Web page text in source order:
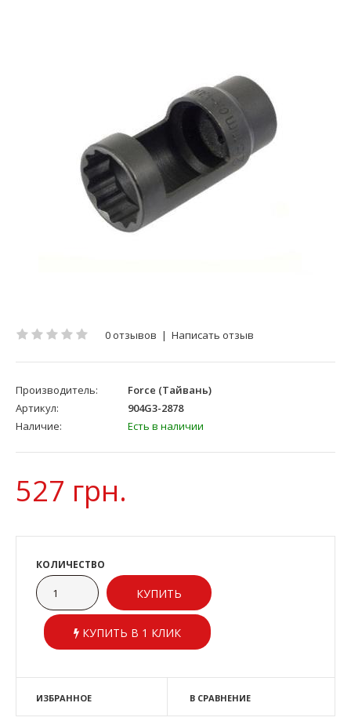
0 отзывов | Написать отзыв
Производитель:
Force (Тайвань)
Артикул:
904G3-2878
Наличие:
Есть в наличии
527 грн.
КОЛИЧЕСТВО
КУПИТЬ В 1 КЛИК
ИЗБРАННОЕ В СРАВНЕНИЕ